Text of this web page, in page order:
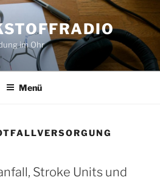
im Ohr
Menü
Stroke Units und